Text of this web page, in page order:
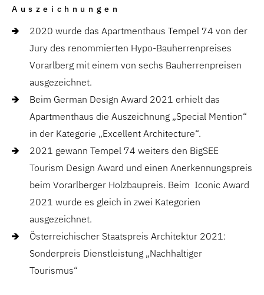
Auszeichnungen
2020 wurde das Apartmenthaus Tempel 74 von der
Jury des renommierten Hypo-Bauherrenpreises
Vorarlberg mit einem von sechs Bauherrenpreisen
ausgezeichnet.
Beim German Design Award 2021 erhielt das
Apartmenthaus die Auszeichnung „Special Mention“
in der Kategorie „Excellent Architecture“.
2021 gewann Tempel 74 weiters den BigSEE
Tourism Design Award und einen Anerkennungspreis
beim Vorarlberger Holzbaupreis. Beim Iconic Award
2021 wurde es gleich in zwei Kategorien
ausgezeichnet.
Österreichischer Staatspreis Architektur 2021:
Sonderpreis Dienstleistung „Nachhaltiger
Tourismus“